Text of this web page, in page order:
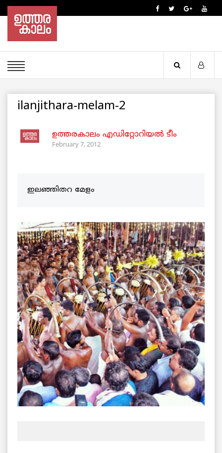
ilanjithara-melam-2
ഉത്തരകാലം എഡിറ്റോറിയല്‍ ടീം
February 7, 2012
ഇലഞ്ഞിതറ മേളം